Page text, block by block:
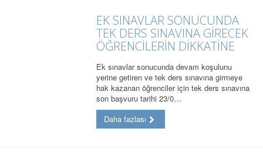
EK SINAVLAR SONUCUNDA
TEK DERS SINAVINA GİRECEK
ÖĞRENCİLERİN DİKKATİNE
Ek sınavlar sonucunda devam koşulunu
yerine getiren ve tek ders sınavına girmeye
hak kazanan öğrenciler için tek ders sınavına
son başvuru tarihi 23/0…
Daha fazlası